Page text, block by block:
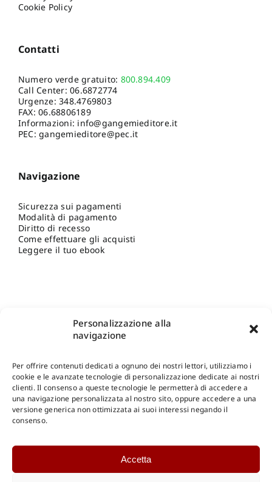
Personalizzazione alla
navigazione
Per offrire contenuti dedicati a ognuno dei nostri lettori, utilizziamo i
cookie e le avanzate tecnologie di personalizzazione dedicate ai nostri
clienti. Il consenso a queste tecnologie le permetterà di accedere a
una navigazione personalizzata al nostro sito, oppure accedere a una
versione generica non ottimizzata ai suoi interessi negando il
consenso.
Accetta
Cookie Policy
Contatti
Numero verde gratuito: 800.894.409
Call Center:06.6872774
Urgenze:348.4769803
FAX: 06.68806189
Informazioni: info@gangemieditore.it
PEC: gangemieditore@pec.it
Navigazione
Sicurezza sui pagamenti
Modalità di pagamento
Diritto di recesso
Come effettuare gli acquisti
Leggere il tuo ebook
Shop Gangemi Editore-Pagamenti Sicuri e anche Rateali
Catalogo Internazionale